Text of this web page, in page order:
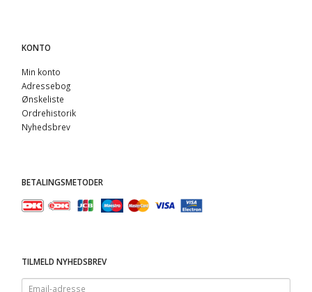
KONTO
Min konto
Adressebog
Ønskeliste
Ordrehistorik
Nyhedsbrev
BETALINGSMETODER
TILMELD NYHEDSBREV
Email-